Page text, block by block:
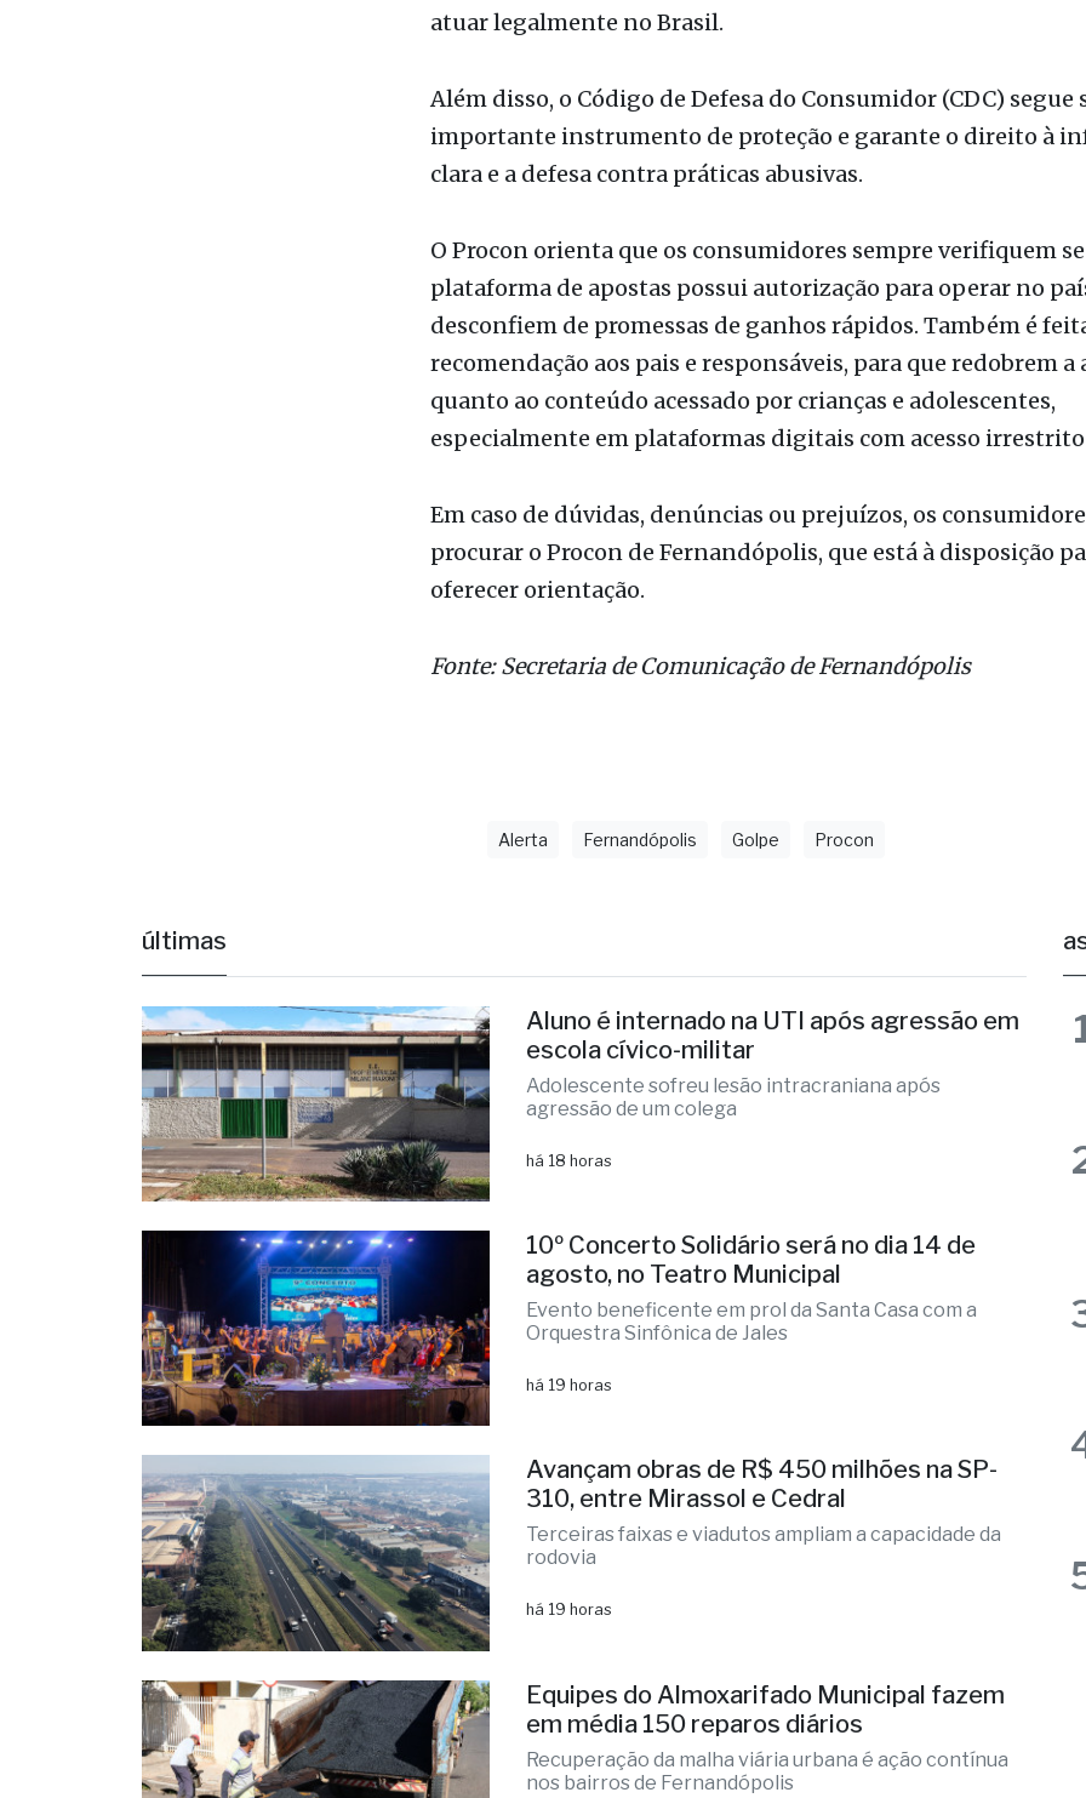
regulamenta as apostas esportivas de cota fixa, estabelece
atuar legalmente no Brasil.
Além disso, o Código de Defesa do Consumidor (CDC) segue
clara e a defesa contra práticas abusivas.
O Procon orienta que os consumidores sempre verifiquem
plataforma de apostas possui autorização para operar no
desconfiem de promessas de ganhos rápidos. Também é
recomendação aos pais e responsáveis, para que redobrem a
especialmente em plataformas digitais com acesso
Em caso de dúvidas, denúncias ou prejuízos, os
oferecer orientação.
últimas
Aluno é internado na UTI após agressão em
escola cívico-militar
Adolescente sofreu lesão intracraniana após
há 18 horas
10º Concerto Solidário será no dia 14 de
agosto, no Teatro Municipal
Evento beneficente em prol da Santa Casa com a
há 19 horas
Avançam obras de R$ 450 milhões na SP-
310, entre Mirassol e Cedral
Terceiras faixas e viadutos ampliam a capacidade da
há 19 horas
Equipes do Almoxarifado Municipal fazem